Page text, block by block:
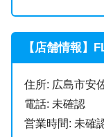
【店舗情報】
住所: 広島市安
電話: 未確認
営業時間: 未確